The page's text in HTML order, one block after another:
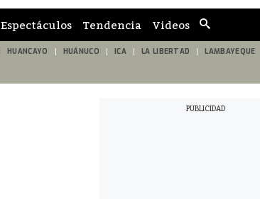
de
búsqueda
Espectáculos Tendencia Videos
HUANCAYO HUÁNUCO ICA LA LIBERTAD LAMBAYEQUE